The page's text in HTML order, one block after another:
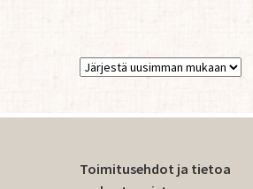
Toimitusehdot ja tietoa